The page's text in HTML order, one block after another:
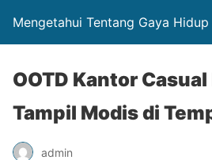
Mengetahui Tentang Gaya
OOTD Kantor
Tampil Modis di
admin